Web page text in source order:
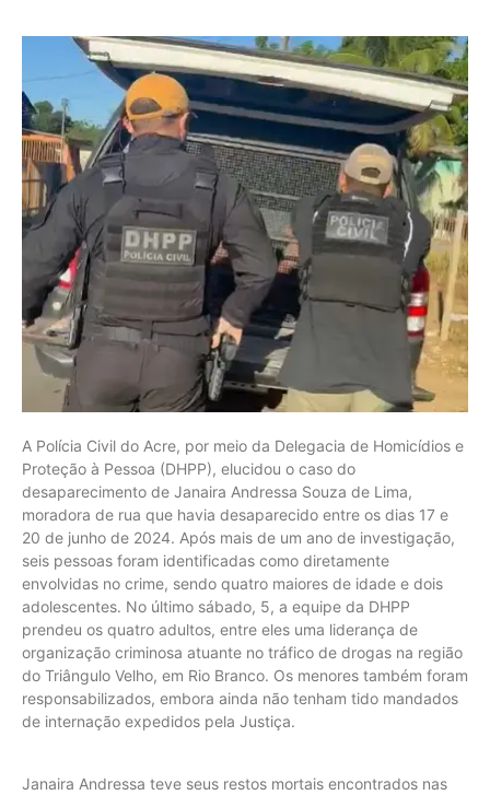
A Polícia Civil do Acre, por meio da Delegacia de Homicídios e
Proteção à Pessoa (DHPP), elucidou o caso do
desaparecimento de Janaira Andressa Souza de Lima,
moradora de rua que havia desaparecido entre os dias 17 e
20 de junho de 2024. Após mais de um ano de investigação,
seis pessoas foram identificadas como diretamente
envolvidas no crime, sendo quatro maiores de idade e dois
adolescentes. No último sábado, 5, a equipe da DHPP
prendeu os quatro adultos, entre eles uma liderança de
organização criminosa atuante no tráfico de drogas na região
do Triângulo Velho, em Rio Branco. Os menores também foram
responsabilizados, embora ainda não tenham tido mandados
de internação expedidos pela Justiça.
Janaira Andressa teve seus restos mortais encontrados nas